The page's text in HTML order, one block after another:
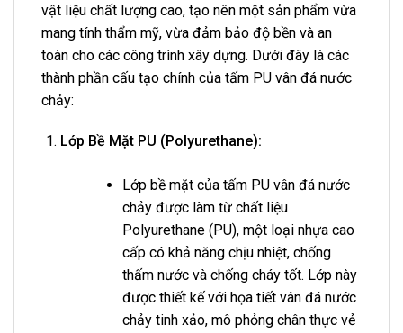
vật liệu chất lượng cao, tạo nên một sản phẩm vừa
mang tính thẩm mỹ, vừa đảm bảo độ bền và an
toàn cho các công trình xây dựng. Dưới đây là các
thành phần cấu tạo chính của tấm PU vân đá nước
chảy:
Lớp Bề Mặt PU (Polyurethane):
Lớp bề mặt của tấm PU vân đá nước
chảy được làm từ chất liệu
Polyurethane (PU), một loại nhựa cao
cấp có khả năng chịu nhiệt, chống
thấm nước và chống cháy tốt. Lớp này
được thiết kế với họa tiết vân đá nước
chảy tinh xảo, mô phỏng chân thực vẻ